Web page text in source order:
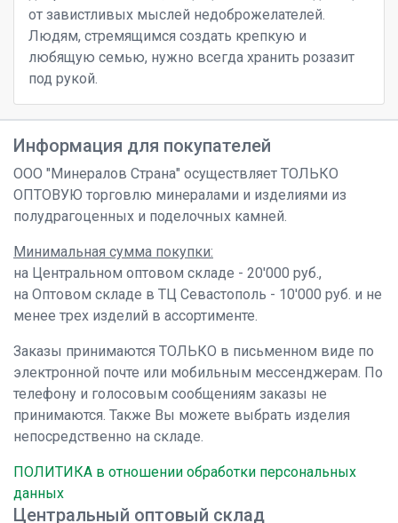
от завистливых мыслей недоброжелателей.
Людям, стремящимся создать крепкую и
любящую семью, нужно всегда хранить розазит
под рукой.
Информация для покупателей
ООО "Минералов Страна" осуществляет ТОЛЬКО
ОПТОВУЮ торговлю минералами и изделиями из
полудрагоценных и поделочных камней.
Минимальная сумма покупки:
на Центральном оптовом складе - 20'000 руб.,
на Оптовом складе в ТЦ Севастополь - 10'000 руб. и не
менее трех изделий в ассортименте.
Заказы принимаются ТОЛЬКО в письменном виде по
электронной почте или мобильным мессенджерам. По
телефону и голосовым сообщениям заказы не
принимаются. Также Вы можете выбрать изделия
непосредственно на складе.
ПОЛИТИКА в отношении обработки персональных
данных
Центральный оптовый склад